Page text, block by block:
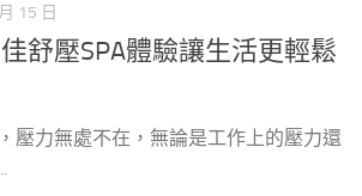
15 日
舒壓SPA體驗讓生活更輕鬆
壓力無處不在，無論是工作上的壓力還